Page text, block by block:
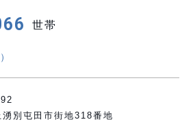
世帯
別屯田市街地318番地